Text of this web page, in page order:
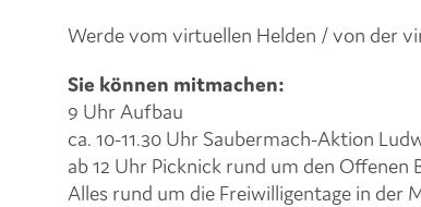
Werde vom virtuellen Helden / von der
Sie können mitmachen:
9 Uhr Aufbau
ca. 10-11.30 Uhr Saubermach-Aktion
ab 12 Uhr Picknick rund um den Offenen
Alles rund um die Freiwilligentage in der